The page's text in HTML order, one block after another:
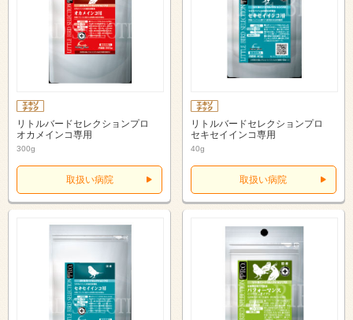
リトルバードセレクションプロ
オカメインコ専用
300g
取扱い病院
リトルバードセレクションプロ
セキセイインコ専用
40g
取扱い病院